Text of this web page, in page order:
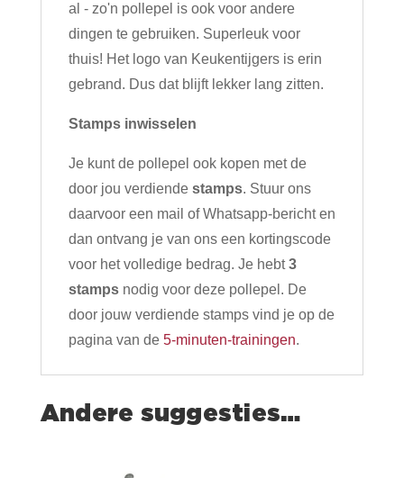
al - zo'n pollepel is ook voor andere
dingen te gebruiken. Superleuk voor
thuis! Het logo van Keukentijgers is erin
gebrand. Dus dat blijft lekker lang zitten.
Stamps inwisselen
Je kunt de pollepel ook kopen met de
door jou verdiende stamps. Stuur ons
daarvoor een mail of Whatsapp-bericht en
dan ontvang je van ons een kortingscode
voor het volledige bedrag. Je hebt3
stampsnodig voor deze pollepel. De
door jouw verdiende stamps vind je op de
pagina van de 5-minuten-trainingen.
Andere suggesties…